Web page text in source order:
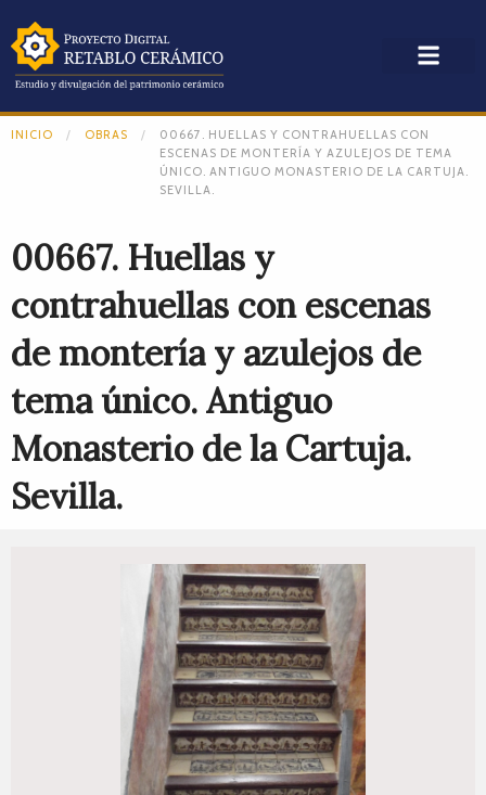
INICIO OBRAS
00667. HUELLAS Y CONTRAHUELLAS CON
ESCENAS DE MONTERÍA Y AZULEJOS DE TEMA
ÚNICO. ANTIGUO MONASTERIO DE LA CARTUJA.
SEVILLA.
00667. Huellas y
contrahuellas con escenas
de montería y azulejos de
tema único. Antiguo
Monasterio de la Cartuja.
Sevilla.